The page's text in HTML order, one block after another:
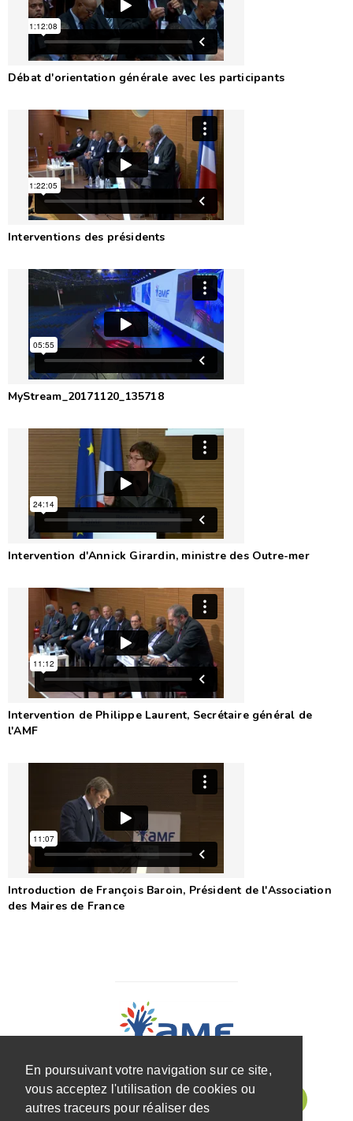
En poursuivant votre navigation sur ce site,
vous acceptez l'utilisation de cookies ou
autres traceurs pour réaliser des
Débat d'orientation générale avec les participants
Interventions des présidents
MyStream_20171120_135718
Intervention d'Annick Girardin, ministre des Outre-mer
Intervention de Philippe Laurent, Secrétaire général de
l'AMF
Introduction de François Baroin, Président de l'Association
des Maires de France